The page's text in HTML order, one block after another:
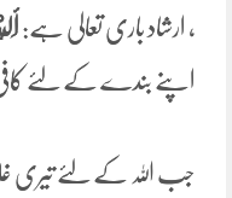
، ارشاد باری تعالی ہے:
اپنے بندے کے لئے
جب اللہ کے لئے تیری